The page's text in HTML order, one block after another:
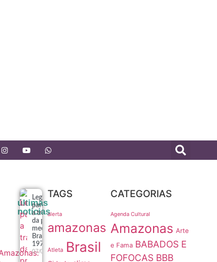
últimas
noticias
Legado
paralímpico:
a trajetória
da primeira
medalha do
Brasil em
1976
07/08
TAGS
alerta
amazonas
Atleta Brasil
CATEGORIAS
Agenda Cultural
Amazonas Arte
e Fama BABADOS E
FOFOCAS BBB